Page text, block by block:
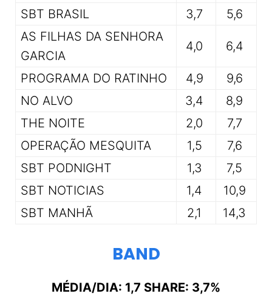
SBT BRASIL
3,7
5,6
AS FILHAS DA SENHORA
GARCIA
4,0 6,4
PROGRAMA DO RATINHO 4,9
9,6
NO ALVO
3,4
8,9
THE NOITE
2,0
7,7
OPERAÇÃO MESQUITA
1,5
7,6
SBT PODNIGHT
1,3
7,5
SBT NOTICIAS
1,4
10,9
SBT MANHÃ
2,1 14,3
BAND
MÉDIA/DIA: 1,7 SHARE: 3,7%